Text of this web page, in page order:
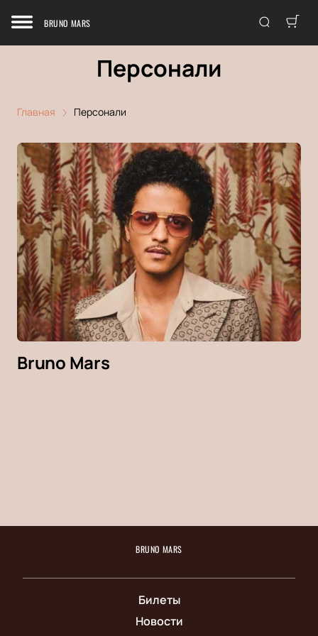
BRUNO MARS
Персонали
Главная Персонали
Bruno Mars
BRUNO MARS
Билеты
Новости